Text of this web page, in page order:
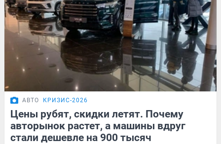
АВТО КРИЗИС-2026
Цены рубят, скидки летят. Почему
авторынок растет, а машины вдруг
стали дешевле на 900 тысяч